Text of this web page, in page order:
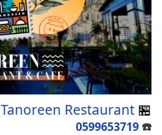
🏪 Tanoreen Restaurant مطعم تنورين -نابلس
☎️
0599653719